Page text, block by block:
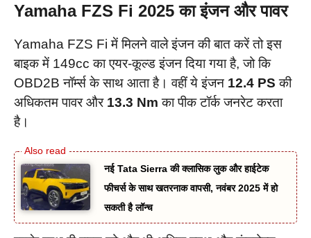
Yamaha FZS Fi 2025 का इंजन और पावर
Yamaha FZS Fi में मिलने वाले इंजन की बात करें तो इस
बाइक में 149cc का एयर-कूल्ड इंजन दिया गया है, जो कि
OBD2B नॉर्म्स के साथ आता है। वहीं ये इंजन 12.4 PS की
अधिकतम पावर और13.3 Nm का पीक टॉर्क जनरेट करता
है।
नई Tata Sierra की क्लासिक लुक और हाईटेक
फीचर्स के साथ खतरनाक वापसी, नवंबर 2025 में हो
सकती है लॉन्च